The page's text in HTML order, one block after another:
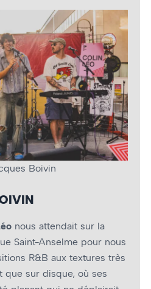
Boivin
nous attendait sur la
Saint-Anselme pour nous
R&B aux textures très
que sur disque, où ses